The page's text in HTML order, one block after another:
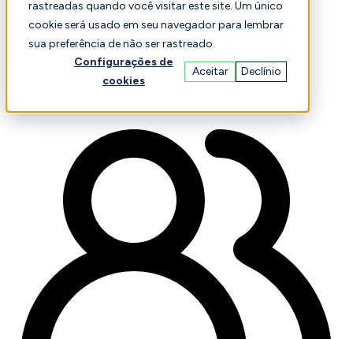
rastreadas quando você visitar este site. Um único
cookie será usado em seu navegador para lembrar
sua preferência de não ser rastreado.
Configurações de
cookies
Aceitar Declínio
Finança Desempenho